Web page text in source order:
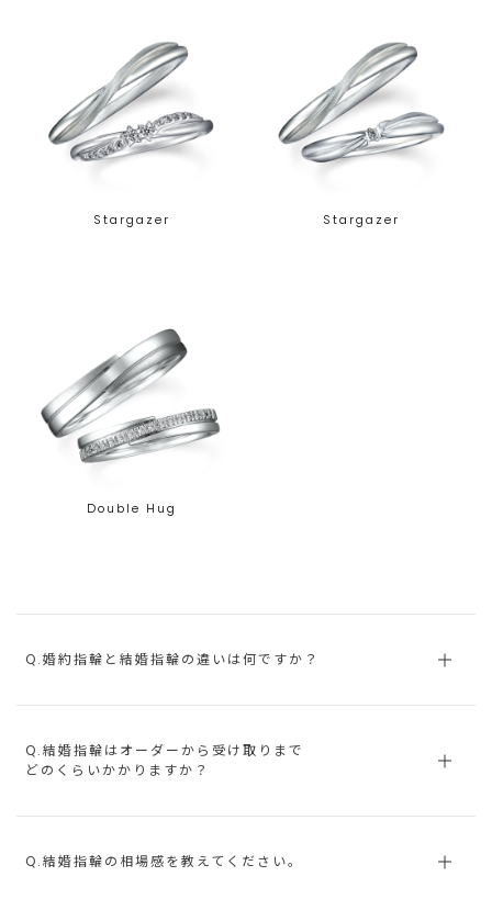
Stargazer Stargazer
Double Hug
Q.婚約指輪と結婚指輪の違いは何ですか？
Q.結婚指輪はオーダーから受け取りまで
どのくらいかかりますか？
Q.結婚指輪の相場感を教えてください。